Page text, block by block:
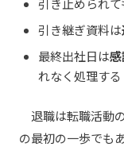
引き止められ
引き継ぎ資料は
最終出社日は
れなく処理する
退職は転職活動
の最初の一歩でも